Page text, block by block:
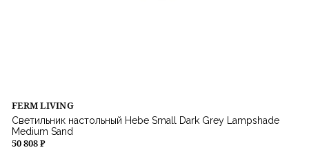
FERM LIVING
Светильник настольный Hebe Small Dark Grey Lampshade
Medium Sand
50 808 ₽